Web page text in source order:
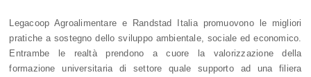
Legacoop Agroalimentare e Randstad Italia promuovono le migliori
pratiche a sostegno dello sviluppo ambientale, sociale ed economico.
Entrambe le realtà prendono a cuore la valorizzazione della
formazione universitaria di settore quale supporto ad una filiera